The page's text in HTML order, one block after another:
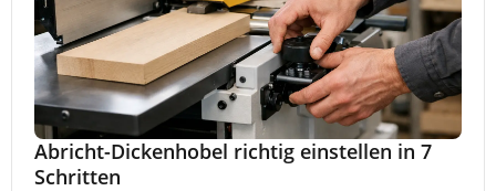
Abricht-Dickenhobel richtig einstellen in 7
Schritten